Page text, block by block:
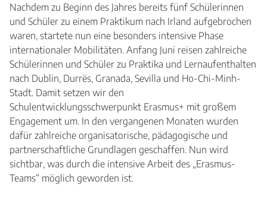
Nachdem zu Beginn des Jahres bereits fünf Schülerinnen
und Schüler zu einem Praktikum nach Irland aufgebrochen
waren, startete nun eine besonders intensive Phase
internationaler Mobilitäten. Anfang Juni reisen zahlreiche
Schülerinnen und Schüler zu Praktika und Lernaufenthalten
nach Dublin, Durrës, Granada, Sevilla und Ho-Chi-Minh-
Stadt. Damit setzen wir den
Schulentwicklungsschwerpunkt Erasmus+ mit großem
Engagement um. In den vergangenen Monaten wurden
dafür zahlreiche organisatorische, pädagogische und
partnerschaftliche Grundlagen geschaffen. Nun wird
sichtbar, was durch die intensive Arbeit des „Erasmus-
Teams“ möglich geworden ist.